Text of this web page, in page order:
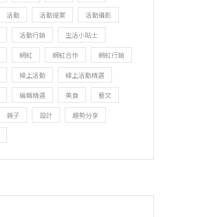
活動 活動提案 活動攝影
活動行銷 生活小貼士
網紅 網紅合作 網紅行銷
線上活動 線上活動精選
編輯精選 美食 藝文
親子 設計 趨勢分享